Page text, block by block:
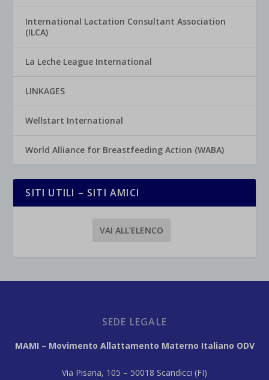
International Lactation Consultant Association
(ILCA)
La Leche League International
LINKAGES
Wellstart International
World Alliance for Breastfeeding Action (WABA)
SITI UTILI – SITI AMICI
VAI ALL’ELENCO
SEDE LEGALE
MAMI – Movimento Allattamento Materno Italiano ODV
Via Pisana, 105 – 50018 Scandicci (FI)